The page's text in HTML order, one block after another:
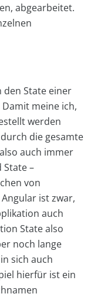
abgearbeitet.
den State einer
meine ich,
werden
die gesamte
auch immer
State –
von
ist zwar,
auch
State also
noch lange
sich auch
hierfür ist ein